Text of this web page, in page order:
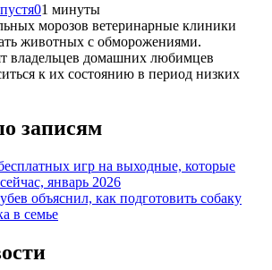
01 минуты
морозов ветеринарные клиники
животных с обморожениями.
владельцев домашних любимцев
к их состоянию в период низких
записям
игр на выходные, которые
январь 2026
объяснил, как подготовить собаку
в семье